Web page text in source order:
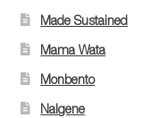
Made Sustained
Mama Wata
Monbento
Nalgene